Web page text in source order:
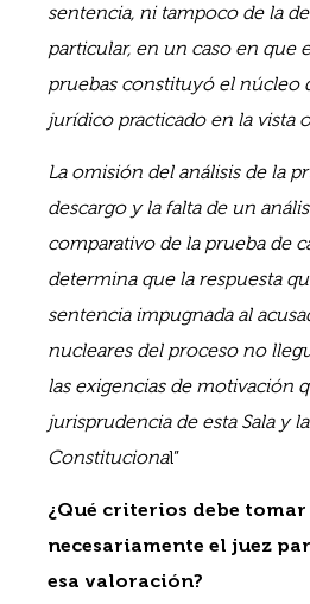
sentencia, ni tampoco de la
particular, en un caso en que
pruebas constituyó el núcleo
jurídico practicado en la vista
La omisión del análisis de la
descargo y la falta de un
comparativo de la prueba de
determina que la respuesta
sentencia impugnada al
nucleares del proceso no
las exigencias de motivación
jurisprudencia de esta Sala y
Constitucional”
¿Qué criterios debe
necesariamente el juez
esa valoración?